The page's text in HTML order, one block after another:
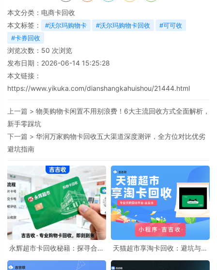
本文分类： 电商卡回收
本文标签：
#沃尔玛购物卡 #沃尔玛购物卡回收
#可可收
#卡券回收
浏览次数： 50 次浏览
发布日期：2026-06-14 15:25:28
本文链接：
https://www.yikuka.com/dianshangkahuishou/21444.html
上一篇 > 物美购物卡闲置不用别浪费！6大主流回收方式全面解析，
新手零踩坑
下一篇 > 华润万家购物卡回收五大渠道深度测评，全方位对比优劣
避坑指南
永辉超市卡回收秘籍：探寻合理
天猫超市享淘卡回收：避坑与收